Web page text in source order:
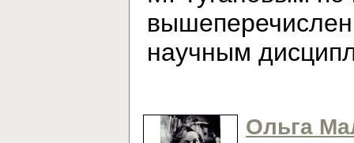
научным
Ольга